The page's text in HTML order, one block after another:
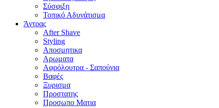
Σύσφιξη
Τοπικό Αδυνάτισμα
Άντρας
After Shave
Styling
Αποσμητικα
Αρωματα
Αφρόλουτρα - Σαπούνια
Βαφές
Ξυρισμα
Προστατης
Προσωπο Ματια